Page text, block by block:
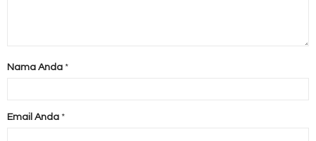
Nama Anda *
Email Anda *